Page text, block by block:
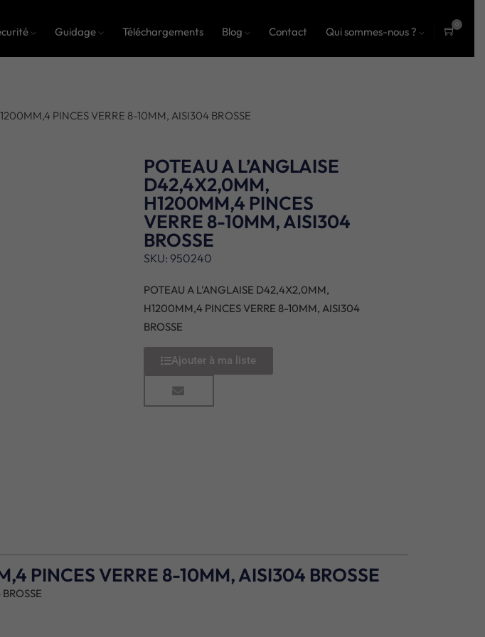
Guidage Téléchargements Blog Contact Qui sommes-nous ?
0
PINCES VERRE 8-10MM, AISI304 BROSSE
POTEAU A L’ANGLAISE
D42,4X2,0MM,
H1200MM,4 PINCES
VERRE 8-10MM, AISI304
BROSSE
SKU: 950240
POTEAU A L’ANGLAISE D42,4X2,0MM,
H1200MM,4 PINCES VERRE 8-10MM, AISI304
BROSSE
Ajouter à ma liste
PINCES VERRE 8-10MM, AISI304 BROSSE